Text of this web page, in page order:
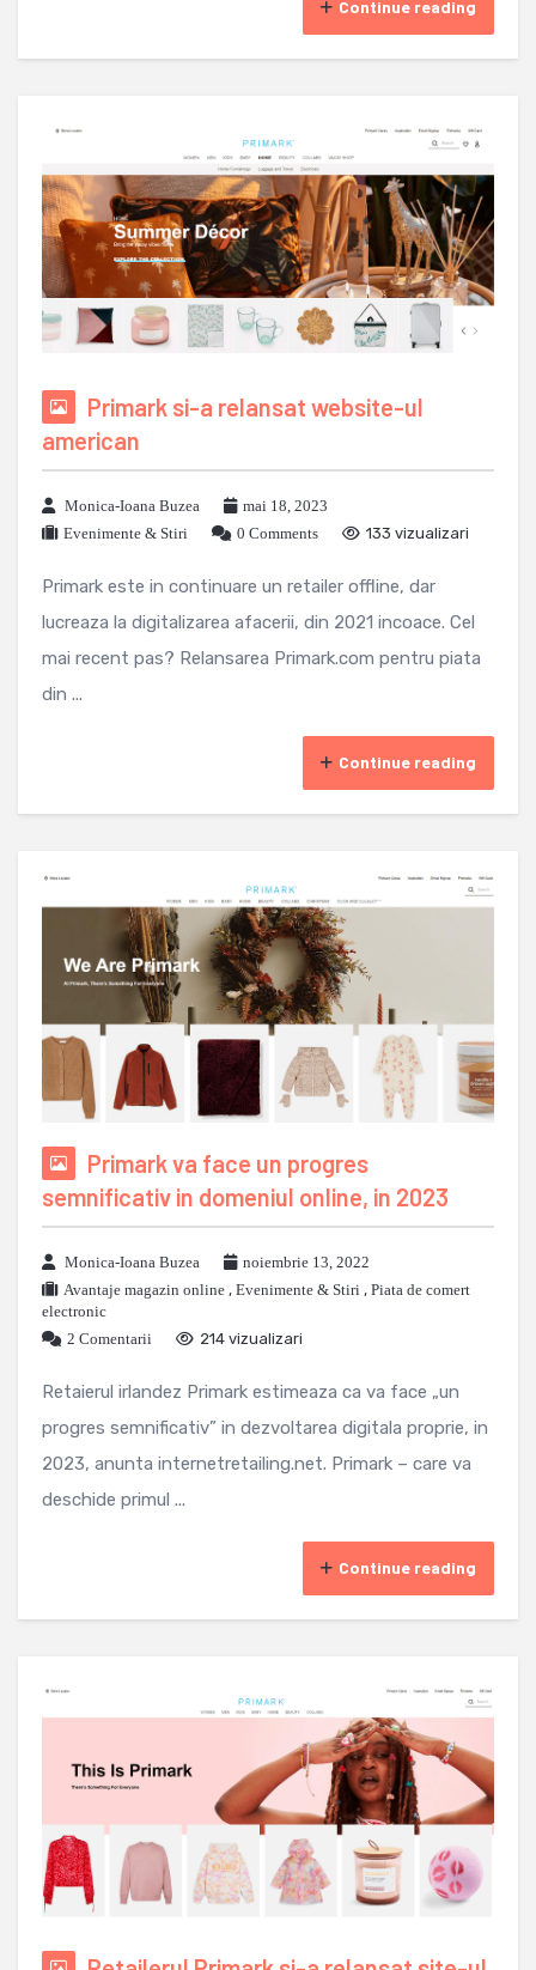
Continue reading
Primark si-a relansat website-ul
american
Monica-Ioana Buzea
mai 18, 2023
Evenimente & Stiri
0 Comments 133 vizualizari
Primark este in continuare un retailer offline, dar
lucreaza la digitalizarea afacerii, din 2021 incoace. Cel
mai recent pas? Relansarea Primark.com pentru piata
din ...
Continue reading
Primark va face un progres
semnificativ in domeniul online, in 2023
Monica-Ioana Buzea
noiembrie 13, 2022
Avantaje magazin online , Evenimente & Stiri , Piata de comert
electronic
2 Comentarii
214 vizualizari
Retaierul irlandez Primark estimeaza ca va face „un
progres semnificativ” in dezvoltarea digitala proprie, in
2023, anunta internetretailing.net. Primark – care va
deschide primul ...
Continue reading